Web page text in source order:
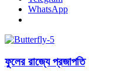
WhatsApp
ফুলের রাজ্যে প্রজাপতি